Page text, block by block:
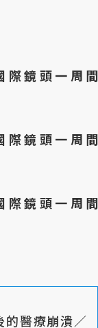
際鏡頭一周間
際鏡頭一周間
際鏡頭一周間
的醫療崩潰／